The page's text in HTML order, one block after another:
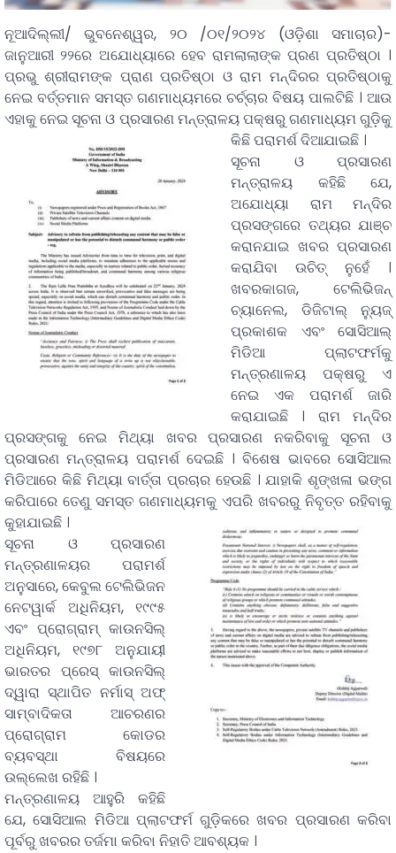
ନୂଆଦିଲ୍ଲୀ/ ଭୁବନେଶ୍ୱର, ୨୦ /୦୧/୨୦୨୪ (ଓଡ଼ିଶା ସମାଚାର)-
ଜାନୁଆରୀ ୨୨ରେ ଅଯୋଧ୍ୟାରେ ହେବ ରାମଲାଲାଙ୍କ ପ୍ରଣ ପ୍ରତିଷ୍ଠା ।
ପ୍ରଭୁ ଶ୍ରୀରାମଙ୍କ ପ୍ରାଣ ପ୍ରତିଷ୍ଠା ଓ ରାମ ମନ୍ଦିରର ପ୍ରତିଷ୍ଠାକୁ
ନେଇ ବର୍ତ୍ତମାନ ସମସ୍ତ ଗଣମାଧ୍ୟମରେ ଚର୍ଚ୍ଚାର ବିଷୟ ପାଲଟିଛି । ଆଉ
ଏହାକୁ ନେଇ ସୂଚନା ଓ ପ୍ରସାରଣ ମନ୍ତ୍ରାଳୟ ପକ୍ଷରୁ ଗଣମାଧ୍ୟମ ଗୁଡ଼ିକୁ
କିଛି ପରାମର୍ଶ ଦିଆଯାଇଛି ।
ସୂଚନା ଓ ପ୍ରସାରଣ
ମନ୍ତ୍ରାଳୟ କହିଛି ଯେ,
ଅଯୋଧ୍ୟା ରାମ ମନ୍ଦିର
ପ୍ରସଙ୍ଗରେ ତଥ୍ୟର ଯାଞ୍ଚ
କରାନଯାଇ ଖବର ପ୍ରସାରଣ
କରାଯିବା ଉଚିତ୍ ନୁହେଁ ।
ଖବରକାଗଜ, ଟେଲିଭିଜନ୍
ଚ୍ୟାନେଲ, ଡିଜିଟାଲ୍ ନ୍ୟୁଜ୍
ପ୍ରକାଶକ ଏବଂ ସୋସିଆଲ୍
ମିଡିଆ ପ୍ଲାଟଫର୍ମକୁ
ମନ୍ତ୍ରଣାଳୟ ପକ୍ଷରୁ ଏ
ନେଇ ଏକ ପରାମର୍ଶ ଜାରି
କରାଯାଇଛି । ରାମ ମନ୍ଦିର
ପ୍ରସଙ୍ଗକୁ ନେଇ ମିଥ୍ୟା ଖବର ପ୍ରସାରଣ ନକରିବାକୁ ସୂଚନା ଓ
ପ୍ରସାରଣ ମନ୍ତ୍ରାଳୟ ପରାମର୍ଶ ଦେଇଛି । ବିଶେଷ ଭାବରେ ସୋସିଆଲ
ମିଡିଆରେ କିଛି ମିଥ୍ୟା ବାର୍ତ୍ତା ପ୍ରଚାର ହେଉଛି । ଯାହାକି ଶୃଙ୍ଖଳା ଭଙ୍ଗ
କରିପାରେ ତେଣୁ ସମସ୍ତ ଗଣମାଧ୍ୟମକୁ ଏପରି ଖବରରୁ ନିବୃତ୍ତ ରହିବାକୁ
କୁହାଯାଇଛି ।
ସୂଚନା ଓ ପ୍ରସାରଣ
ମନ୍ତ୍ରଣାଳୟର ପରାମର୍ଶ
ଅନୁସାରେ, କେବୁଲ ଟେଲିଭିଜନ
ନେଟୱାର୍କ ଅଧିନିୟମ, ୧୯୯୫
ଏବଂ ପ୍ରୋଗ୍ରାମ୍ କାଉନସିଲ୍
ଅଧିନିୟମ, ୧୯୭୮ ଅନୁଯାୟୀ
ଭାରତର ପ୍ରେସ୍ କାଉନସିଲ୍
ଦ୍ୱାରା ସ୍ଥାପିତ ନର୍ମାସ୍ ଅଫ୍
ସାମ୍ବାଦିକତା ଆଚରଣର
ପ୍ରୋଗ୍ରାମ କୋଡର
ବ୍ୟବସ୍ଥା ବିଷୟରେ
ଉଲ୍ଲେଖ ରହିଛି ।
ମନ୍ତ୍ରଣାଳୟ ଆହୁରି କହିଛି
ଯେ, ସୋସିଆଲ ମିଡିଆ ପ୍ଲାଟଫର୍ମ ଗୁଡ଼ିକରେ ଖବର ପ୍ରସାରଣ କରିବା
ପୂର୍ବରୁ ଖବରର ତର୍ଜମା କରିବା ନିହାତି ଆବଶ୍ୟକ ।